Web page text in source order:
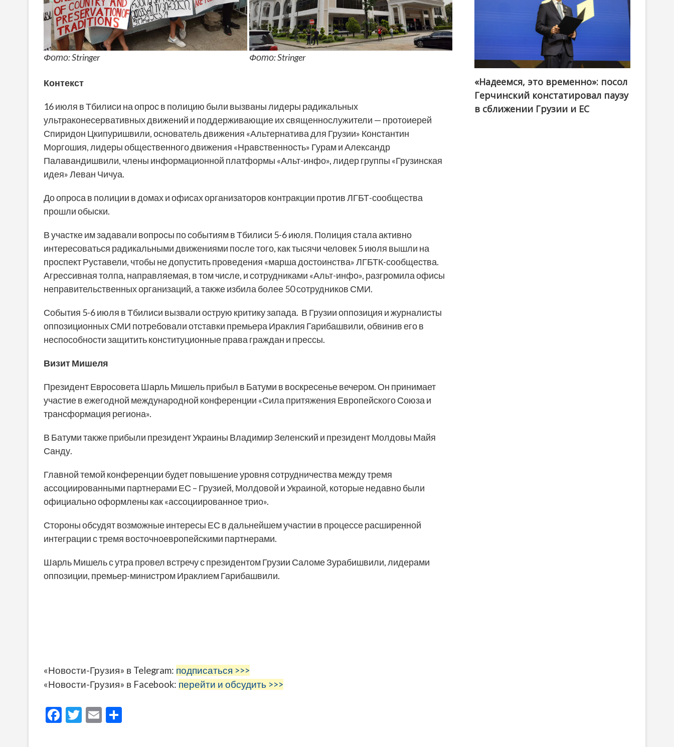
Фото: Stringer Фото: Stringer
Контекст
16 июля в Тбилиси на опрос в полицию были вызваны лидеры радикальных
ультраконесервативных движений и поддерживающие их священнослужители — протоиерей
Спиридон Цкипуришвили, основатель движения «Альтернатива для Грузии» Константин
Моргошия, лидеры общественного движения «Нравственность» Гурам и Александр
Палавандишвили, члены информационной платформы «Альт-инфо», лидер группы «Грузинская
идея» Леван Чичуа.
До опроса в полиции в домах и офисах организаторов контракции против ЛГБТ-сообщества
прошли обыски.
В участке им задавали вопросы по событиям в Тбилиси 5-6 июля. Полиция стала активно
интересоваться радикальными движениями после того, как тысячи человек 5 июля вышли на
проспект Руставели, чтобы не допустить проведения «марша достоинства» ЛГБТК-сообщества.
Агрессивная толпа, направляемая, в том числе, и сотрудниками «Альт-инфо», разгромила офисы
неправительственных организаций, а также избила более 50 сотрудников СМИ.
События 5-6 июля в Тбилиси вызвали острую критику запада. В Грузии оппозиция и журналисты
оппозиционных СМИ потребовали отставки премьера Ираклия Гарибашвили, обвинив его в
неспособности защитить конституционные права граждан и прессы.
Визит Мишеля
Президент Евросовета Шарль Мишель прибыл в Батуми в воскресенье вечером. Он принимает
участие в ежегодной международной конференции «Сила притяжения Европейского Союза и
трансформация региона».
В Батуми также прибыли президент Украины Владимир Зеленский и президент Молдовы Майя
Санду.
Главной темой конференции будет повышение уровня сотрудничества между тремя
ассоциированными партнерами ЕС – Грузией, Молдовой и Украиной, которые недавно были
официально оформлены как «ассоциированное трио».
Стороны обсудят возможные интересы ЕС в дальнейшем участии в процессе расширенной
интеграции с тремя восточноевропейскими партнерами.
Шарль Мишель с утра провел встречу с президентом Грузии Саломе Зурабишвили, лидерами
оппозиции, премьер-министром Ираклием Гарибашвили.
«Новости-Грузия» в Telegram: подписаться >>>
«Новости-Грузия» в Facebook: перейти и обсудить >>>
F
T
E
«Надеемся, это временно»: посол
Герчинский констатировал паузу
в сближении Грузии и ЕС